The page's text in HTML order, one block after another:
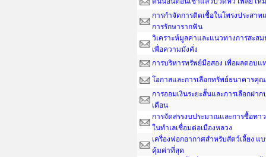
การกำจัดการติดเชื้อในโพรงประสา
การรักษารากฟัน
วิเคราะห์มูลค่าและแนวทางการสะส
เพื่อความมั่งคั่ง
การบริหารทรัพย์มือสอง เพื่อผลตอบแ
โอกาสและการเลือกทรัพย์ธนาคารคุ
การออมเงินระยะสั้นและการเลือกฝาก
เดือน
การจัดสรรงบประมาณและการซื้อทา
ในทำเลเชื่อมต่อเมืองหลวง
เครื่องฟอกอากาศสำหรับสัตว์เลี้ยง แ
คุ้มค่าที่สุด